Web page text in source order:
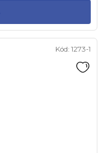
Kód: 1273-1